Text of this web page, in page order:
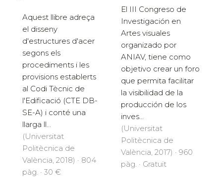
Aquest llibre adreça
el disseny
d'estructures d'acer
segons els
procediments i les
provisions establerts
al Codi Tècnic de
l'Edificació (CTE DB-
SE-A) i conté una
llarga ll...
(Universitat
Politècnica de
València, 2018) · 804
pàg. · 30 €
El III Congreso de
Investigación en
Artes visuales
organizado por
ANIAV, tiene como
objetivo crear un foro
que permita facilitar
la visibilidad de la
producción de los
inves...
(Universitat
Politècnica de
València, 2017) · 960
pàg. · Gratuït